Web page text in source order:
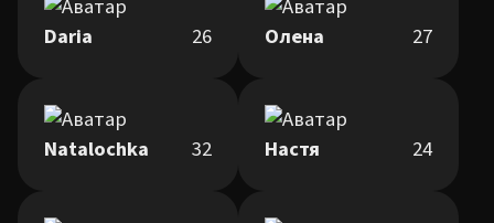
Daria 26 Олена 27
Natalochka 32 Настя 24